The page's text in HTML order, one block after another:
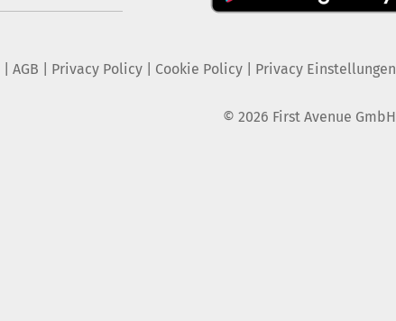
AGB Privacy Policy| Cookie Policy| Privacy Einstellungen
© 2026 First Avenue GmbH